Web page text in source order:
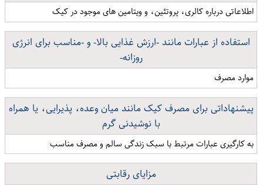
اطلاعاتی درباره کالری، پروتئین، و ویتامین های موجود در کیک
استفاده از عبارات مانند -ارزش غذایی بالا- و -مناسب برای انرژی
روزانه-
موارد مصرف
پیشنهاداتی برای مصرف کیک مانند میان وعده، پذیرایی، یا همراه
با نوشیدنی گرم
به کارگیری عبارات مرتبط با سبک زندگی سالم و مصرف مناسب
مزایای رقابتی